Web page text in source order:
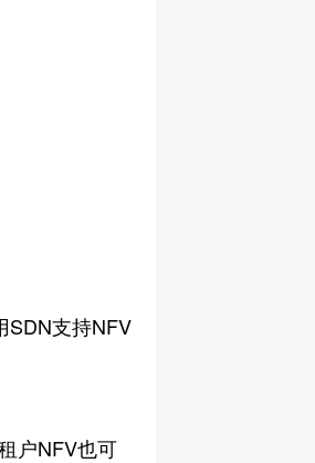
SDN支持NFV
户NFV也可